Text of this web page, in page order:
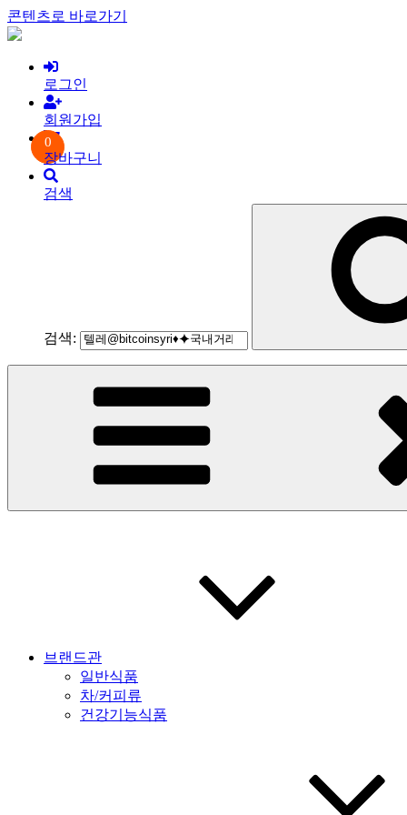
콘텐츠로 바로가기
로그인
회원가입
0
장바구니
검색
검색:
브랜드관
일반식품
차/커피류
건강기능식품